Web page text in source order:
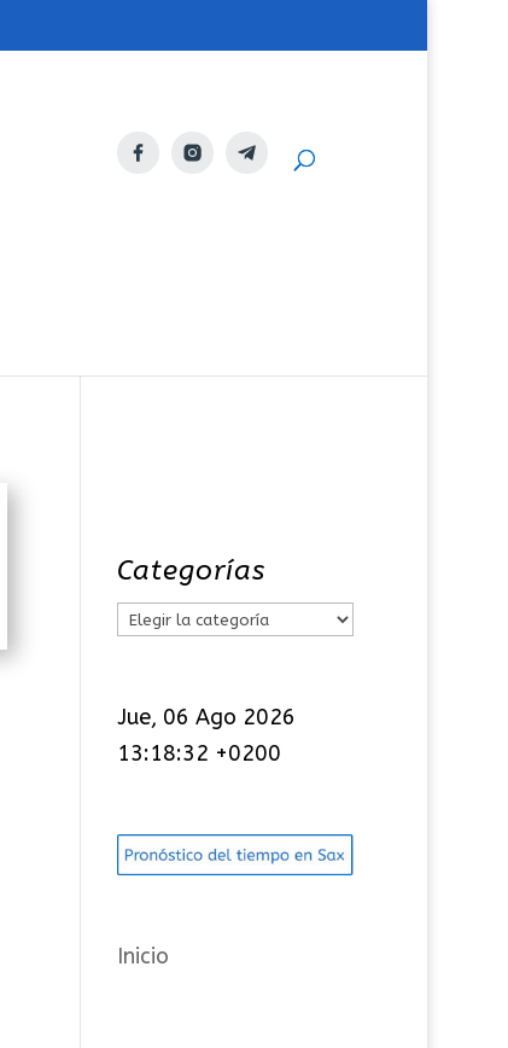
Categorías
C
e
g
r
í
s
Jue, 06 Ago 2026
13:18:33 +0200
Inicio